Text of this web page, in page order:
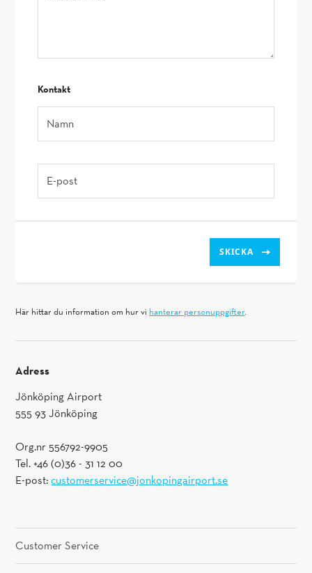
kontakt
Namn
E-post
SKICKA
Här hittar du information om hur vi hanterar personuppgifter.
Adress
Jönköping Airport
555 93 Jönköping
Org.nr 556792-9905
Tel. +46 (0)36 - 31 12 00
E-post:customerservice@jonkopingairport.se
Customer Service